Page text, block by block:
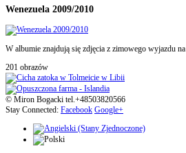
Wenezuela 2009/2010
W albumie znajdują się zdjęcia z zimowego wyjazdu
201 obrazów
© Miron Bogacki tel.+48503820566
Stay Connected: Facebook Google+